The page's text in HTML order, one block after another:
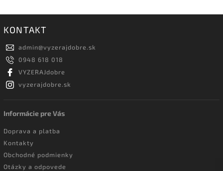
KONTAKT
admin@vyzerajdobre.sk
0948 618 018
VYZERAJdobre
vyzerajdobre.sk
Informácie pre Vás
Doprava a platba
Kontakty
Obchodné podmienky
Otázky a odpovede